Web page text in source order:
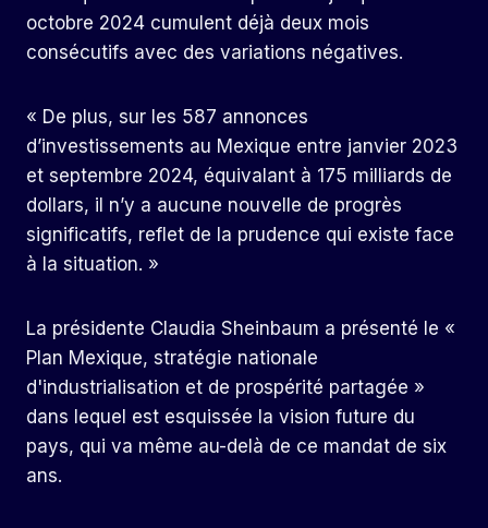
octobre 2024 cumulent déjà deux mois
consécutifs avec des variations négatives.
« De plus, sur les 587 annonces
d’investissements au Mexique entre janvier 2023
et septembre 2024, équivalant à 175 milliards de
dollars, il n’y a aucune nouvelle de progrès
significatifs, reflet de la prudence qui existe face
à la situation. »
La présidente Claudia Sheinbaum a présenté le «
Plan Mexique, stratégie nationale
d'industrialisation et de prospérité partagée »
dans lequel est esquissée la vision future du
pays, qui va même au-delà de ce mandat de six
ans.